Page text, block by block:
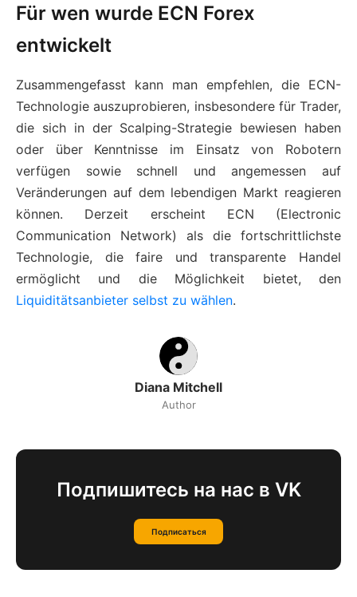
Für wen wurde ECN Forex
entwickelt
Zusammengefasst kann man empfehlen, die ECN-
Technologie auszuprobieren, insbesondere für Trader,
die sich in der Scalping-Strategie bewiesen haben
oder über Kenntnisse im Einsatz von Robotern
verfügen sowie schnell und angemessen auf
Veränderungen auf dem lebendigen Markt reagieren
können. Derzeit erscheint ECN (Electronic
Communication Network) als die fortschrittlichste
Technologie, die faire und transparente Handel
ermöglicht und die Möglichkeit bietet, den
Liquiditätsanbieter selbst zu wählen.
Diana Mitchell
Author
Подпишитесь на нас в VK
Подписаться